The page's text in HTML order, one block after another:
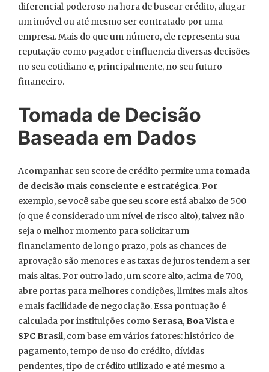
diferencial poderoso na hora de buscar crédito, alugar
um imóvel ou até mesmo ser contratado por uma
empresa. Mais do que um número, ele representa sua
reputação como pagador e influencia diversas decisões
no seu cotidiano e, principalmente, no seu futuro
financeiro.
Tomada de Decisão
Baseada em Dados
Acompanhar seu score de crédito permite uma tomada
de decisão mais consciente e estratégica. Por
exemplo, se você sabe que seu score está abaixo de 500
(o que é considerado um nível de risco alto), talvez não
seja o melhor momento para solicitar um
financiamento de longo prazo, pois as chances de
aprovação são menores e as taxas de juros tendem a ser
mais altas. Por outro lado, um score alto, acima de 700,
abre portas para melhores condições, limites mais altos
e mais facilidade de negociação. Essa pontuação é
calculada por instituições como Serasa, Boa Vista e
SPC Brasil, com base em vários fatores: histórico de
pagamento, tempo de uso do crédito, dívidas
pendentes, tipo de crédito utilizado e até mesmo a